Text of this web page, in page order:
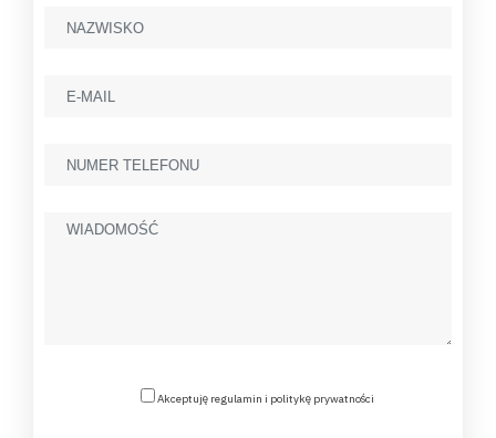
Akceptuję regulamin i politykę prywatności